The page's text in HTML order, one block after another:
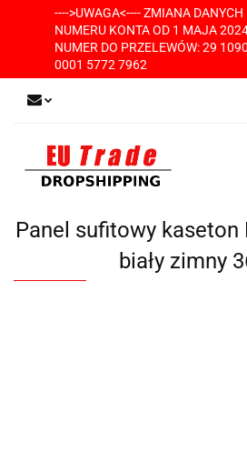
---->UWAGA<---- ZMIANA DANYCH
NUMERU KONTA OD 1 MAJA
NUMER DO PRZELEWÓW: 29
0001 5772 7962
Panel sufitowy kaseton
biały zimny